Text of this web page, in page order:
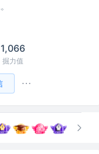
1,066
掘力值